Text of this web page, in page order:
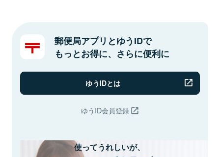
郵便局アプリとゆうIDで
もっとお得に、さらに便利に
ゆうIDとは
ゆうID会員登録
使ってうれしいが、